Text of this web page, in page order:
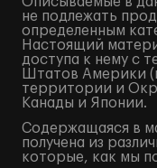
не подлежать
определенным
Настоящий
доступа к нему с
Штатов Америки
территории и
Канады и Японии.
Содержащаяся в
получена из
которые, как мы